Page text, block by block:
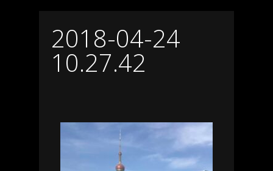
2018-04-24
10.27.42